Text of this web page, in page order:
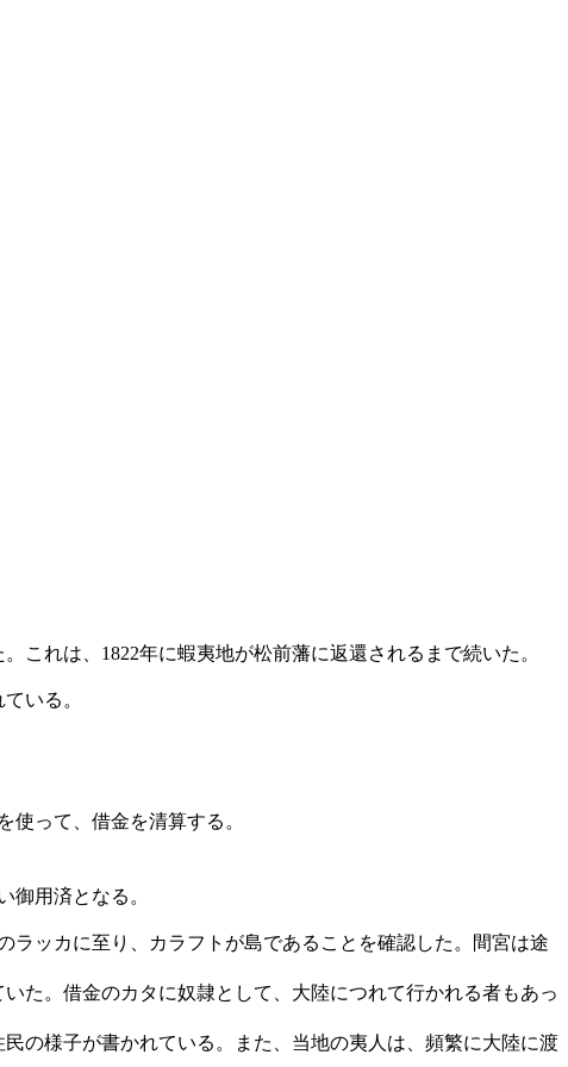
これは、1822年に蝦夷地が松前藩に返還されるまで続いた。
いる。
って、借金を清算する。
御用済となる。
ッカに至り、カラフトが島であることを確認した。間宮は途
た。借金のカタに奴隷として、大陸につれて行かれる者もあっ
の様子が書かれている。また、当地の夷人は、頻繁に大陸に渡